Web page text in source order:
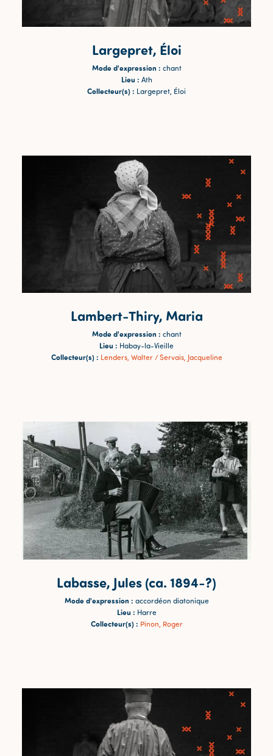
Largepret, Éloi
Mode d'expression : chant
Lieu : Ath
Collecteur(s) : Largepret, Éloi
Lambert-Thiry, Maria
Mode d'expression : chant
Lieu : Habay-la-Vieille
Collecteur(s) : Lenders, Walter / Servais, Jacqueline
Labasse, Jules (ca. 1894-?)
Mode d'expression : accordéon diatonique
Lieu : Harre
Collecteur(s) : Pinon, Roger